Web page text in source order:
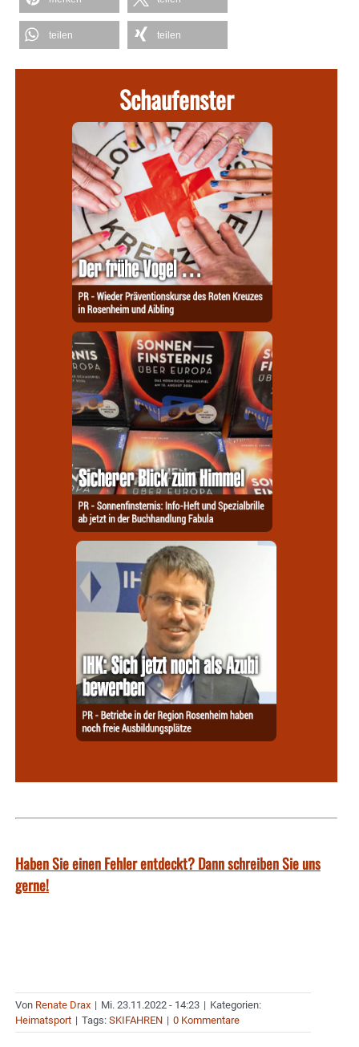
teilen teilen
Schaufenster
Haben Sie einen Fehler entdeckt? Dann schreiben Sie uns
gerne!
Von Renate Drax | Mi. 23.11.2022 - 14:23 | Kategorien:
Heimatsport | Tags: SKIFAHREN | 0 Kommentare